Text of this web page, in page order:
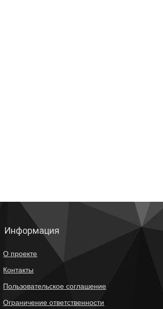
Информация
О проекте
Контакты
Пользовательское соглашение
Ограничение ответственности